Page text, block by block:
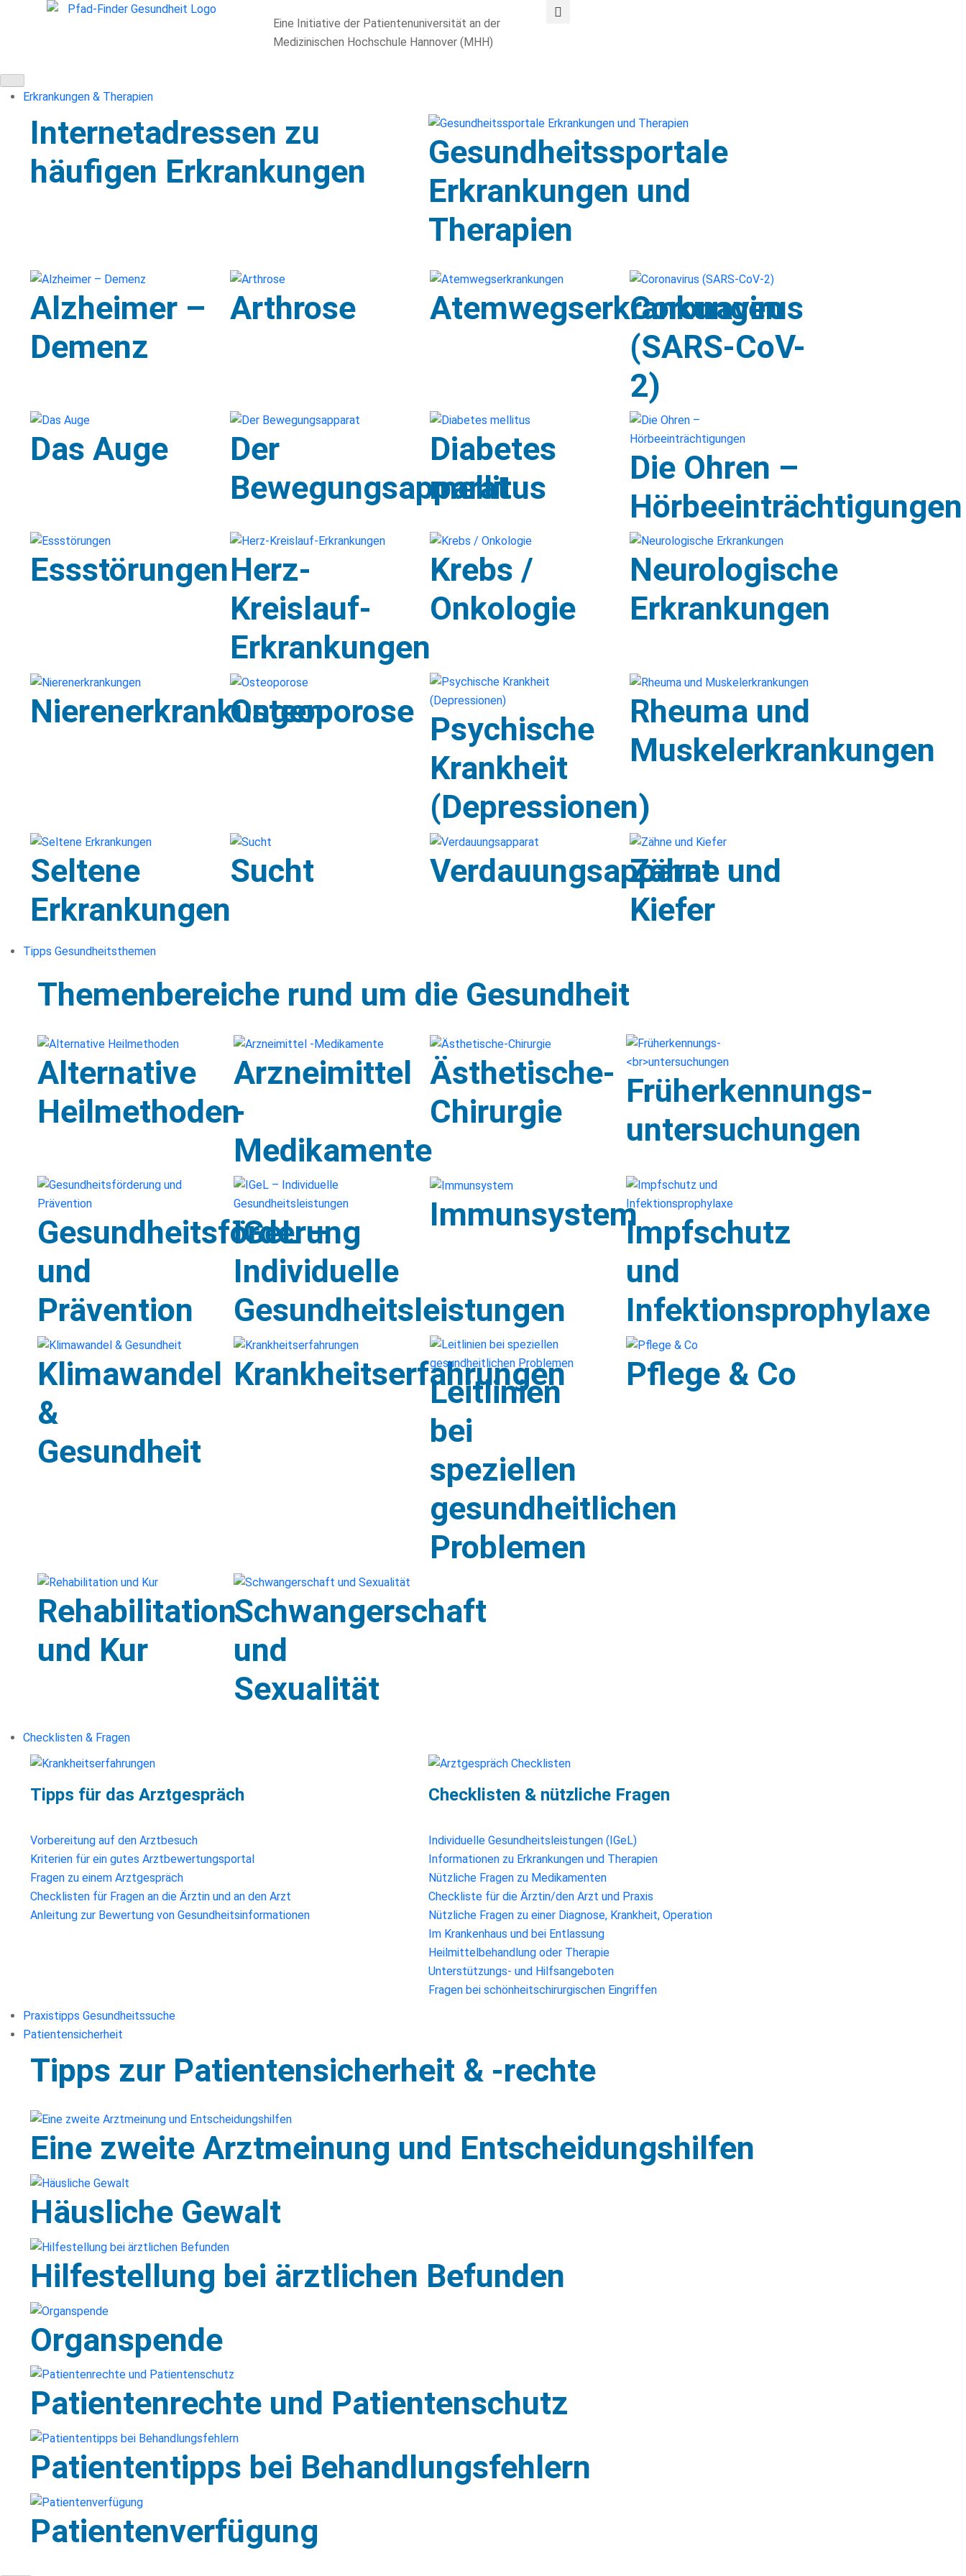
Eine Initiative der Patientenuniversität an der
Medizinischen Hochschule Hannover (MHH)
Erkrankungen & Therapien
Internetadressen zu
häufigen Erkrankungen
Gesundheitssportale
Erkrankungen und
Therapien
Alzheimer –
Demenz
Arthrose Atemwegserkrankungen
Coronavirus
(SARS-CoV-
2)
Das Auge
Der
Bewegungsapparat
Diabetes
mellitus
Die Ohren –
Hörbeeinträchtigungen
EssstörungenHerz-
Kreislauf-
Erkrankungen
Krebs /
Onkologie
Neurologische
Erkrankungen
Nierenerkrankungen
Osteoporose Psychische
Krankheit
(Depressionen)
Rheuma und
Muskelerkrankungen
Seltene
Erkrankungen
Sucht Verdauungsapparat
Zähne und
Kiefer
Tipps Gesundheitsthemen
Themenbereiche rund um die Gesundheit
Alternative
Heilmethoden
Arzneimittel
-
Medikamente
Ästhetische-
Chirurgie
Früherkennungs-
untersuchungen
Gesundheitsförderung
und
Prävention
IGeL –
Individuelle
Gesundheitsleistungen
ImmunsystemImpfschutz
und
Infektionsprophylaxe
Klimawandel
&
Gesundheit
Krankheitserfahrungen
Leitlinien
bei
speziellen
gesundheitlichen
Problemen
Pflege & Co
Rehabilitation
und Kur
Schwangerschaft
und
Sexualität
Checklisten & Fragen
Tipps für das Arztgespräch
Vorbereitung auf den Arztbesuch
Kriterien für ein gutes Arztbewertungsportal
Fragen zu einem Arztgespräch
Checklisten für Fragen an die Ärztin und an den Arzt
Anleitung zur Bewertung von Gesundheitsinformationen
Checklisten & nützliche Fragen
Individuelle Gesundheitsleistungen (IGeL)
Informationen zu Erkrankungen und Therapien
Nützliche Fragen zu Medikamenten
Checkliste für die Ärztin/den Arzt und Praxis
Nützliche Fragen zu einer Diagnose, Krankheit, Operation
Im Krankenhaus und bei Entlassung
Heilmittelbehandlung oder Therapie
Unterstützungs- und Hilfsangeboten
Fragen bei schönheitschirurgischen Eingriffen
Praxistipps Gesundheitssuche
Patientensicherheit
Tipps zur Patientensicherheit & -rechte
Eine zweite Arztmeinung und Entscheidungshilfen
Häusliche Gewalt
Hilfestellung bei ärztlichen Befunden
Organspende
Patientenrechte und Patientenschutz
Patiententipps bei Behandlungsfehlern
Patientenverfügung